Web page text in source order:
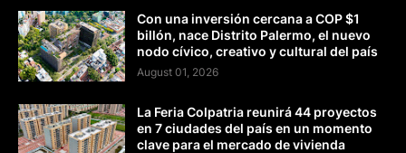
Con una inversión cercana a COP $1
billón, nace Distrito Palermo, el nuevo
nodo cívico, creativo y cultural del país
August 01, 2026
La Feria Colpatria reunirá 44 proyectos
en 7 ciudades del país en un momento
clave para el mercado de vivienda